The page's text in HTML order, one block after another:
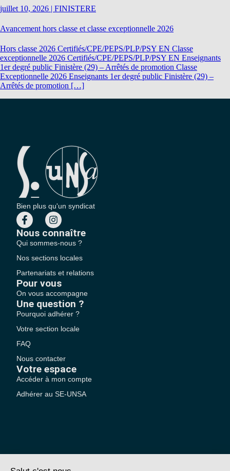
juillet 10, 2026 | FINISTERE
Avancement hors classe et classe exceptionnelle 2026
Hors classe 2026 Certifiés/CPE/PEPS/PLP/PSY EN Classe
exceptionnelle 2026 Certifiés/CPE/PEPS/PLP/PSY EN Enseignants
1er degré public Finistère (29) – Arrêtés de promotion Classe
Exceptionnelle 2026 Enseignants 1er degré public Finistère (29) –
Arrêtés de promotion […]
Bien plus qu'un syndicat
Nous connaître
Qui sommes-nous ?
Nos sections locales
Partenariats et relations
Pour vous
On vous accompagne
Une question ?
Pourquoi adhérer ?
Votre section locale
FAQ
Nous contacter
Votre espace
Accéder à mon compte
Adhérer au SE-UNSA